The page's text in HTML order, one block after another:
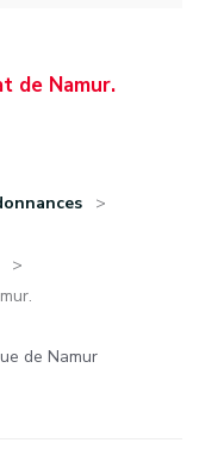
de Namur.
de Namur